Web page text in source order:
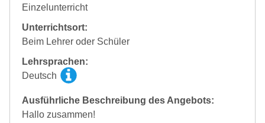
Einzelunterricht
Unterrichtsort:
Beim Lehrer oder Schüler
Lehrsprachen:
Deutsch
Ausführliche Beschreibung des Angebots:
Hallo zusammen!